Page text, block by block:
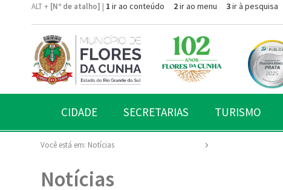
ALT + [Nº de atalho] | 1 ir ao conteúdo 2ir ao menu 3ir à pesquisa
CIDADE SECRETARIAS TURISMO
Você está em: Notícias
Notícias